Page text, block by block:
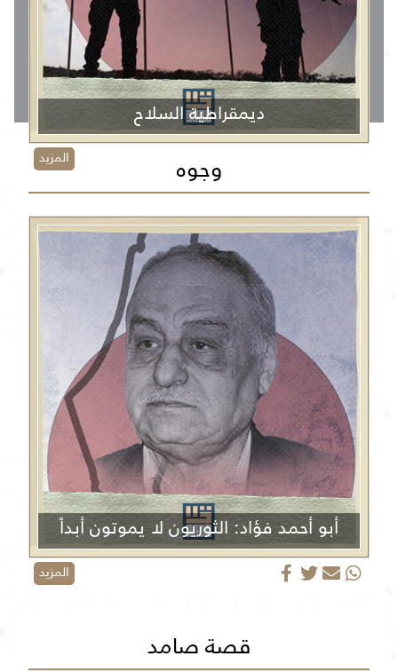
ديمقراطية السلاح
المزيد وجوه
أبو أحمد فؤاد: الثوريون لا يموتون أبداً
المزيد
قصة صامد